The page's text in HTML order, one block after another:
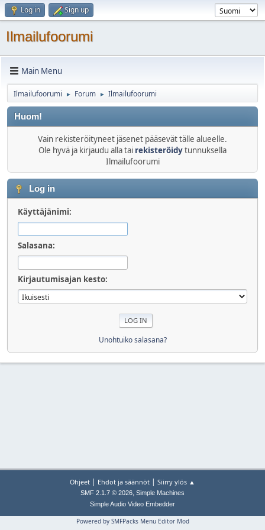
Log in Sign up
Ilmailufoorumi
Main Menu
Ilmailufoorumi ► Forum ► Ilmailufoorumi
Huom!
Vain rekisteröityneet jäsenet pääsevät tälle alueelle.
Ole hyvä ja kirjaudu alla tai rekisteröidytunnuksella
Ilmailufoorumi
Log in
Käyttäjänimi:
Salasana:
Kirjautumisajan kesto:
Unohtuiko salasana?
Ohjeet | Ehdot ja säännöt | Siirry ylös ▲
SMF 2.1.7 © 2026, Simple Machines
Simple Audio Video Embedder
Powered by SMFPacks Menu Editor Mod